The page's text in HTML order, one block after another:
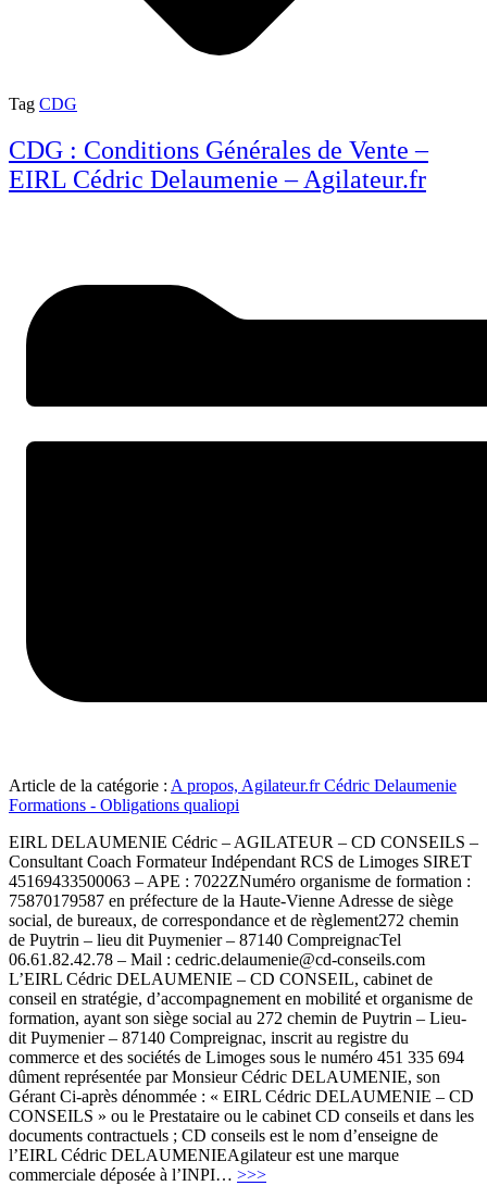
Tag CDG
CDG : Conditions Générales de Vente –
EIRL Cédric Delaumenie – Agilateur.fr
Article de la catégorie : A propos, Agilateur.fr Cédric Delaumenie
Formations - Obligations qualiopi
EIRL DELAUMENIE Cédric – AGILATEUR – CD CONSEILS –
Consultant Coach Formateur Indépendant RCS de Limoges SIRET
45169433500063 – APE : 7022ZNuméro organisme de formation :
75870179587 en préfecture de la Haute-Vienne Adresse de siège
social, de bureaux, de correspondance et de règlement272 chemin
de Puytrin – lieu dit Puymenier – 87140 CompreignacTel
06.61.82.42.78 – Mail : cedric.delaumenie@cd-conseils.com
L’EIRL Cédric DELAUMENIE – CD CONSEIL, cabinet de
conseil en stratégie, d’accompagnement en mobilité et organisme de
formation, ayant son siège social au 272 chemin de Puytrin – Lieu-
dit Puymenier – 87140 Compreignac, inscrit au registre du
commerce et des sociétés de Limoges sous le numéro 451 335 694
dûment représentée par Monsieur Cédric DELAUMENIE, son
Gérant Ci-après dénommée : « EIRL Cédric DELAUMENIE – CD
CONSEILS » ou le Prestataire ou le cabinet CD conseils et dans les
documents contractuels ; CD conseils est le nom d’enseigne de
l’EIRL Cédric DELAUMENIEAgilateur est une marque
commerciale déposée à l’INPI… >>>"CDG